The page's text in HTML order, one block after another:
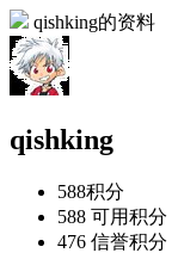
qishking的资料
qishking
588积分
588 可用积分
476 信誉积分